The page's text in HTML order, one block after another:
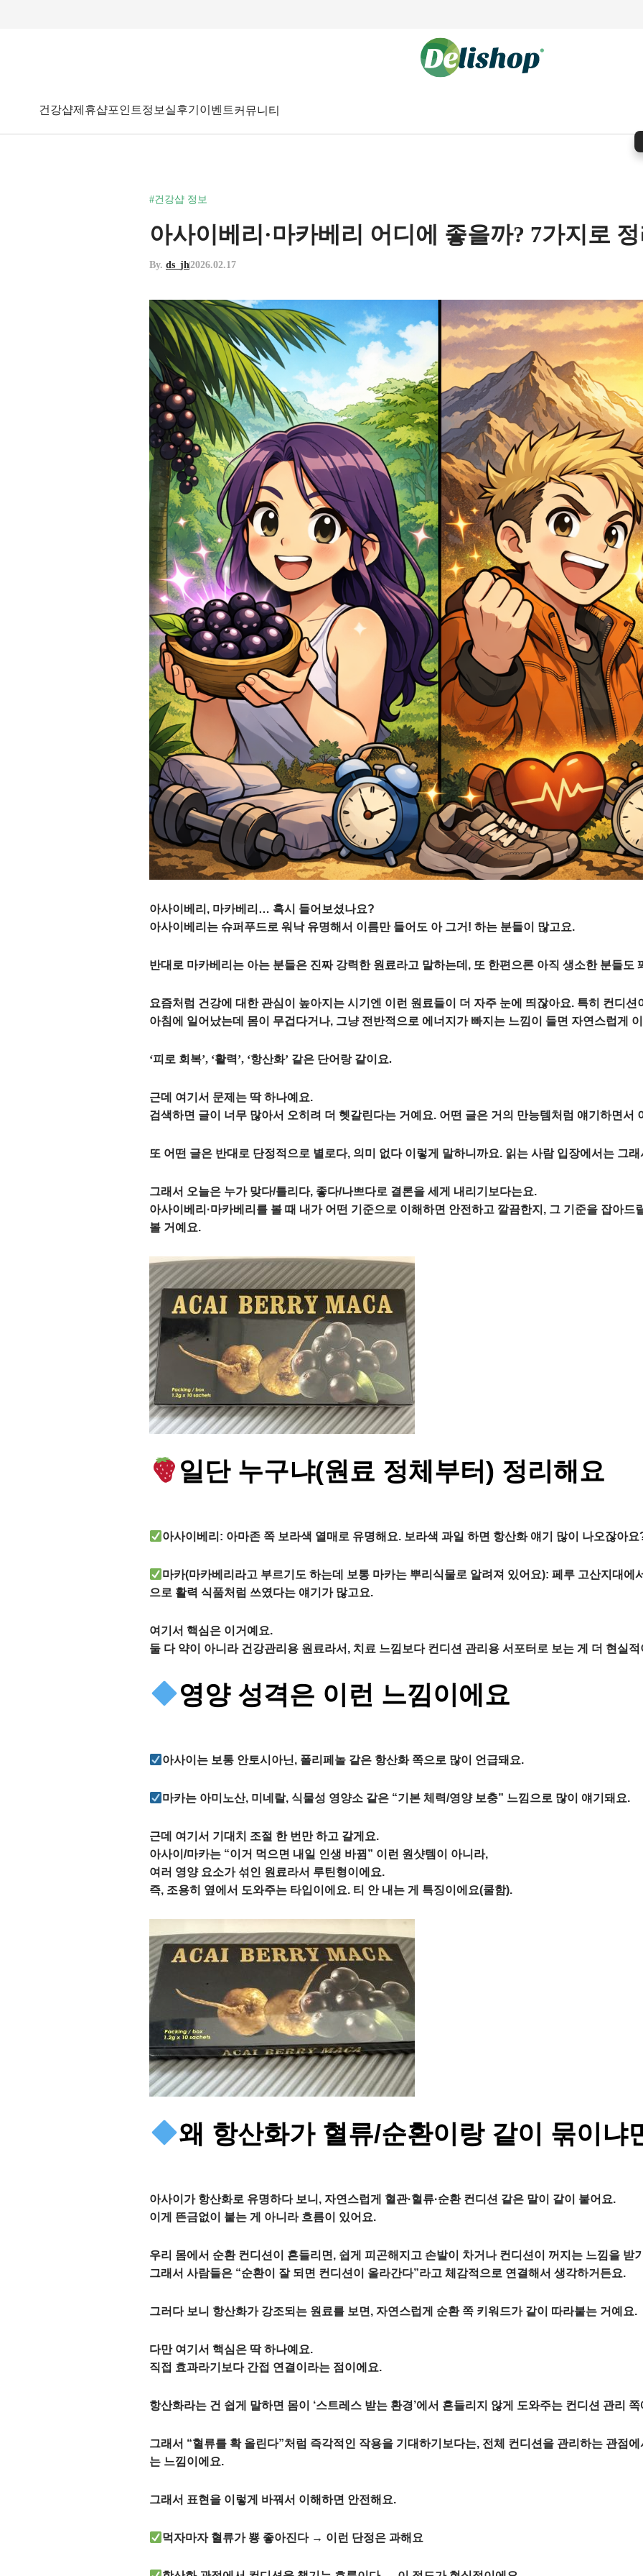
건강샵제휴샵포인트정보실후기 이벤트커뮤니티
#건강샵 정보
아사이베리·마카베리 어디에 좋을까? 7가지로
By. ds_jh2026.02.17
아사이베리, 마카베리… 혹시 들어보셨나요?
아사이베리는 슈퍼푸드로 워낙 유명해서 이름만 들어도 아 그거! 하는 분들이 많고요.
반대로 마카베리는 아는 분들은 진짜 강력한 원료라고 말하는데, 또 한편으론 아직 생소한 분들도
요즘처럼 건강에 대한 관심이 높아지는 시기엔 이런 원료들이 더 자주 눈에 띄잖아요. 특히 컨디션
아침에 일어났는데 몸이 무겁다거나, 그냥 전반적으로 에너지가 빠지는 느낌이 들면 자연스럽게
‘피로 회복’, ‘활력’, ‘항산화’ 같은 단어랑 같이요.
근데 여기서 문제는 딱 하나예요.
검색하면 글이 너무 많아서 오히려 더 헷갈린다는 거예요. 어떤 글은 거의 만능템처럼 얘기하면서
또 어떤 글은 반대로 단정적으로 별로다, 의미 없다 이렇게 말하니까요. 읽는 사람 입장에서는 그
그래서 오늘은 누가 맞다/틀리다, 좋다/나쁘다로 결론을 세게 내리기보다는요.
아사이베리·마카베리를 볼 때 내가 어떤 기준으로 이해하면 안전하고 깔끔한지, 그 기준을 잡아드
볼 거예요.
일단 누구냐(원료 정체부터) 정리해요
아사이베리: 아마존 쪽 보라색 열매로 유명해요. 보라색 과일 하면 항산화 얘기 많이 나오잖아
마카(마카베리라고 부르기도 하는데 보통 마카는 뿌리식물로 알려져 있어요): 페루 고산지대에
으로 활력 식품처럼 쓰였다는 얘기가 많고요.
여기서 핵심은 이거예요.
둘 다 약이 아니라 건강관리용 원료라서, 치료 느낌보다 컨디션 관리용 서포터로 보는 게 더 현실적
영양 성격은 이런 느낌이에요
아사이는 보통 안토시아닌, 폴리페놀 같은 항산화 쪽으로 많이 언급돼요.
마카는 아미노산, 미네랄, 식물성 영양소 같은 “기본 체력/영양 보충” 느낌으로 많이 얘기돼요.
근데 여기서 기대치 조절 한 번만 하고 갈게요.
아사이/마카는 “이거 먹으면 내일 인생 바뀜” 이런 원샷템이 아니라,
여러 영양 요소가 섞인 원료라서 루틴형이에요.
즉, 조용히 옆에서 도와주는 타입이에요. 티 안 내는 게 특징이에요(쿨함).
왜 항산화가 혈류/순환이랑 같이 묶이냐
아사이가 항산화로 유명하다 보니, 자연스럽게 혈관·혈류·순환 컨디션 같은 말이 같이 붙어요.
이게 뜬금없이 붙는 게 아니라 흐름이 있어요.
우리 몸에서 순환 컨디션이 흔들리면, 쉽게 피곤해지고 손발이 차거나 컨디션이 꺼지는 느낌을 받
그래서 사람들은 “순환이 잘 되면 컨디션이 올라간다”라고 체감적으로 연결해서 생각하거든요.
그러다 보니 항산화가 강조되는 원료를 보면, 자연스럽게 순환 쪽 키워드가 같이 따라붙는 거예요.
다만 여기서 핵심은 딱 하나예요.
직접 효과라기보다 간접 연결 이라는 점이에요.
항산화라는 건 쉽게 말하면 몸이 ‘스트레스 받는 환경’에서 흔들리지 않게 도와주는 컨디션 관리
그래서 “혈류를 확 올린다”처럼 즉각적인 작용을 기대하기보다는, 전체 컨디션을 관리하는 관점
는 느낌이에요.
그래서 표현을 이렇게 바꿔서 이해하면 안전해요.
먹자마자 혈류가 뿅 좋아진다 → 이런 단정은 과해요